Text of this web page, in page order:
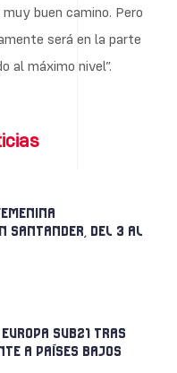
buen camino. Pero
será en la parte
al máximo nivel”.
SANTANDER, DEL 3 AL
SUB21 TRAS
A PAÍSES BAJOS